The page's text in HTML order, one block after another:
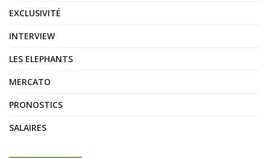
EXCLUSIVITÉ
INTERVIEW
LES ELEPHANTS
MERCATO
PRONOSTICS
SALAIRES